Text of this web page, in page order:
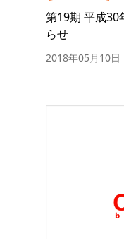
第19期 平成30
らせ
2018年05月10日